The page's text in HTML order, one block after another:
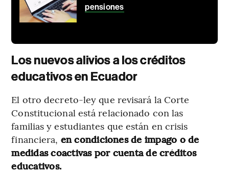
pensiones
Los nuevos alivios a los créditos
educativos en Ecuador
El otro decreto-ley que revisará la Corte
Constitucional está relacionado con las
familias y estudiantes que están en crisis
financiera, en condiciones de impago o de
medidas coactivas por cuenta de créditos
educativos.